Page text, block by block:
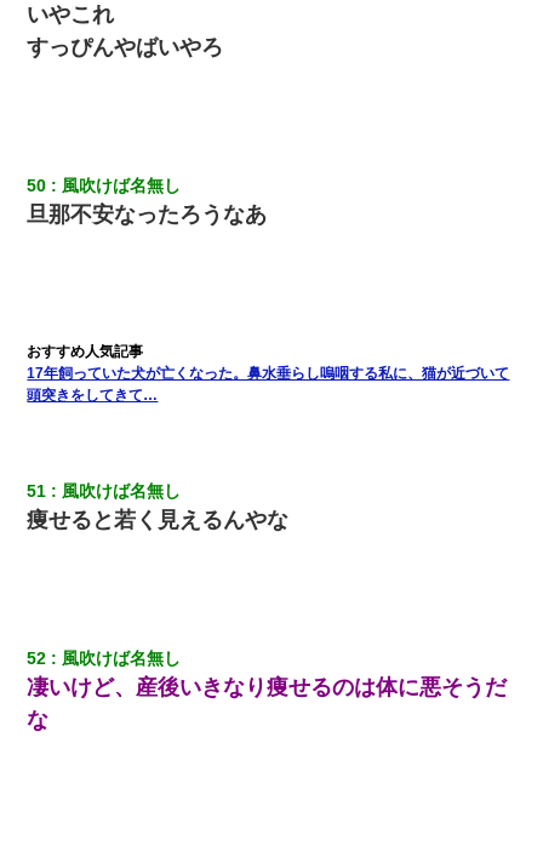
いやこれ
すっぴんやばいやろ
50 風吹けば名無し
旦那不安なったろうなあ
17年飼っていた犬が亡くなった。鼻水垂らし嗚咽する私に、猫が近づいて
頭突きをしてきて…
51 風吹けば名無し
痩せると若く見えるんやな
52 風吹けば名無し
凄いけど、産後いきなり痩せるのは体に悪そうだ
な